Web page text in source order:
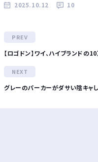
2025.10.12 10
【ロゴドン】ワイ、ハイブランドの
グレーのパーカーがダサい陰キャ